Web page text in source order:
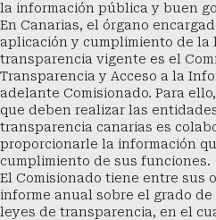
la información pública y buen
En Canarias, el órgano
aplicación y cumplimiento de la
transparencia vigente es el
Transparencia y Acceso a la
adelante Comisionado. Para
que deben realizar las
transparencia canarias es
proporcionarle la información
cumplimiento de sus funciones.
El Comisionado tiene entre sus
informe anual sobre el grado
leyes de transparencia, en el